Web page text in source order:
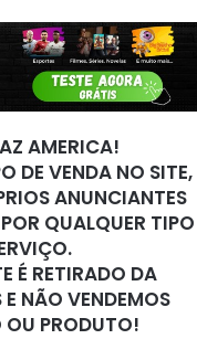
AMERICA!
DE VENDA NO SITE,
ANUNCIANTES
QUALQUER TIPO
É RETIRADO DA
NÃO VENDEMOS
OU PRODUTO!